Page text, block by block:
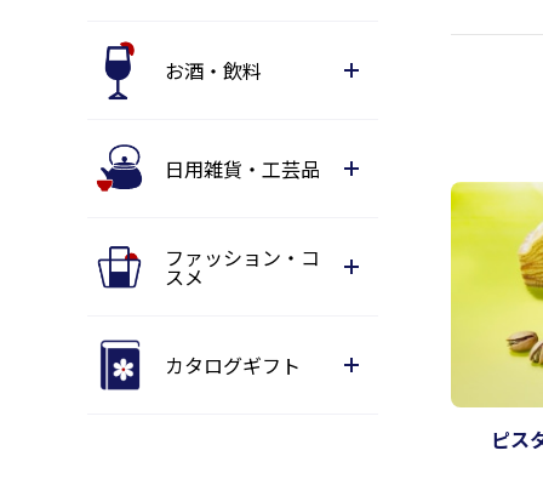
お酒・飲料
日用雑貨・工芸品
ファッション・コ
スメ
カタログギフト
ピス